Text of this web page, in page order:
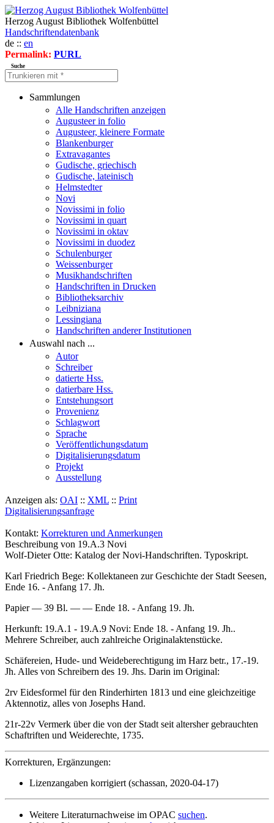
Herzog August Bibliothek Wolfenbüttel
Handschriftendatenbank
de :: en
Permalink: PURL
Suche
Sammlungen
Alle Handschriften anzeigen
Augusteer in folio
Augusteer, kleinere Formate
Blankenburger
Extravagantes
Gudische, griechisch
Gudische, lateinisch
Helmstedter
Novi
Novissimi in folio
Novissimi in quart
Novissimi in oktav
Novissimi in duodez
Schulenburger
Weissenburger
Musikhandschriften
Handschriften in Drucken
Bibliotheksarchiv
Leibniziana
Lessingiana
Handschriften anderer Institutionen
Auswahl nach ...
Autor
Schreiber
datierte Hss.
datierbare Hss.
Entstehungsort
Provenienz
Schlagwort
Sprache
Veröffentlichungsdatum
Digitalisierungsdatum
Projekt
Ausstellung
Anzeigen als: OAI :: XML :: Print
Digitalisierungsanfrage
Kontakt: Korrekturen und Anmerkungen
Beschreibung von 19.A.3 Novi
Wolf-Dieter Otte: Katalog der Novi-Handschriften. Typoskript.
Karl Friedrich Bege: Kollektaneen zur Geschichte der Stadt Seesen,
Ende 16. - Anfang 17. Jh.
Papier — 39 Bl. — — Ende 18. - Anfang 19. Jh.
Herkunft: 19.A.1 - 19.A.9 Novi: Ende 18. - Anfang 19. Jh..
Mehrere Schreiber, auch zahlreiche Originalaktenstücke.
Schäfereien, Hude- und Weideberechtigung im Harz betr., 17.-19.
Jh. Alles von Schreibern des 19. Jhs. Darin im Original:
2rv Eidesformel für den Rinderhirten 1813 und eine gleichzeitige
Aktennotiz, alles von Josephs Hand.
21r-22v Vermerk über die von der Stadt seit altersher gebrauchten
Schaftriften und Weiderechte, 1735.
Korrekturen, Ergänzungen:
Lizenzangaben korrigiert (schassan, 2020-04-17)
Weitere Literaturnachweise im OPAC suchen.